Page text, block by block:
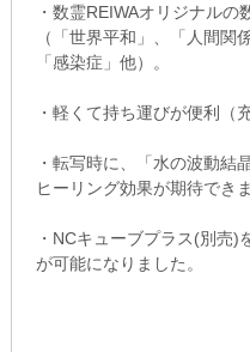
・数霊REIWAオリジナル
（「世界平和」、「人間関
「感染症」他）。
・軽くて持ち運びが便利（
・転写時に、「水の波動結
ヒーリング効果が期待できま
・NCキューブプラス(別売
が可能になりました。